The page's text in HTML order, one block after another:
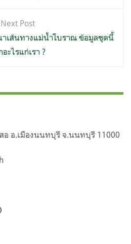
Next Post
เส้นทางแม่น้ำโบราณ ข้อมูลชุดนี้
ะไรแก่เรา ?
อ อ.เมืองนนทบุรี จ.นนทบุรี 11000